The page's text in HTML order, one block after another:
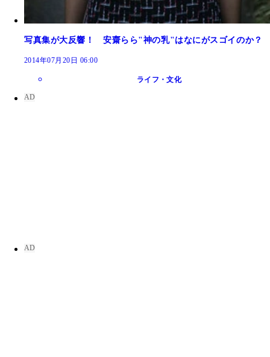
写真集が大反響！ 安齋らら"神の乳"はなにがスゴイのか？
2014年07月20日 06:00
ライフ・文化